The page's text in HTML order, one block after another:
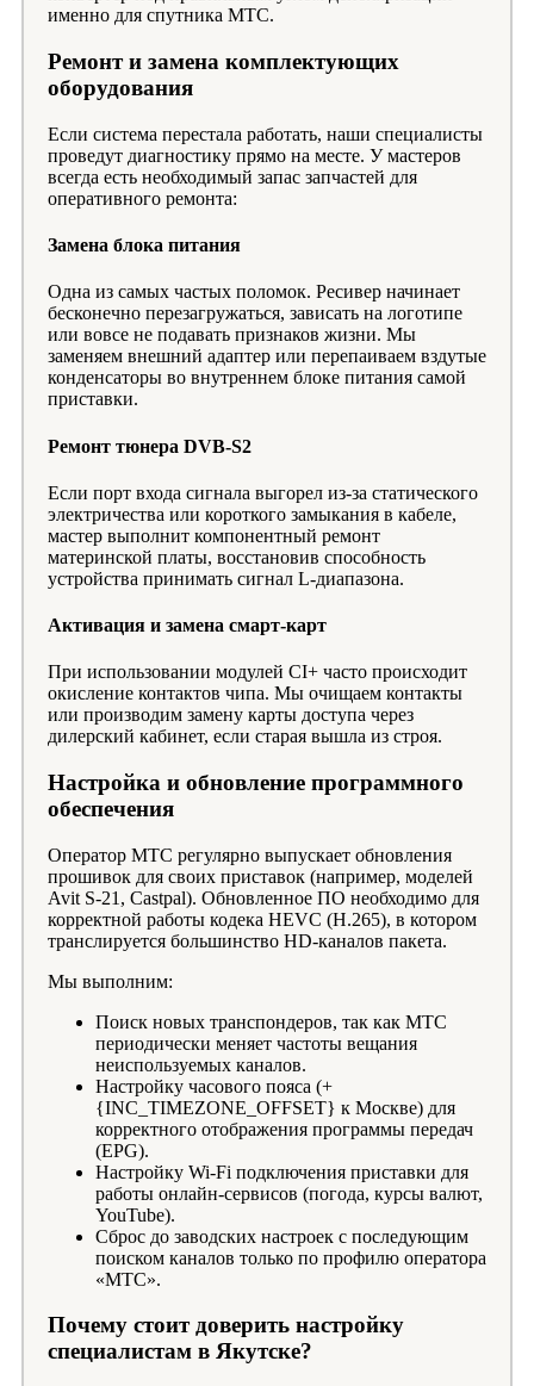
именно для спутника МТС.
Ремонт и замена комплектующих
оборудования
Если система перестала работать, наши специалисты
проведут диагностику прямо на месте. У мастеров
всегда есть необходимый запас запчастей для
оперативного ремонта:
Замена блока питания
Одна из самых частых поломок. Ресивер начинает
бесконечно перезагружаться, зависать на логотипе
или вовсе не подавать признаков жизни. Мы
заменяем внешний адаптер или перепаиваем вздутые
конденсаторы во внутреннем блоке питания самой
приставки.
Ремонт тюнера DVB-S2
Если порт входа сигнала выгорел из-за статического
электричества или короткого замыкания в кабеле,
мастер выполнит компонентный ремонт
материнской платы, восстановив способность
устройства принимать сигнал L-диапазона.
Активация и замена смарт-карт
При использовании модулей CI+ часто происходит
окисление контактов чипа. Мы очищаем контакты
или производим замену карты доступа через
дилерский кабинет, если старая вышла из строя.
Настройка и обновление программного
обеспечения
Оператор МТС регулярно выпускает обновления
прошивок для своих приставок (например, моделей
Avit S-21, Castpal). Обновленное ПО необходимо для
корректной работы кодека HEVC (H.265), в котором
транслируется большинство HD-каналов пакета.
Мы выполним:
Поиск новых транспондеров, так как МТС
периодически меняет частоты вещания
неиспользуемых каналов.
Настройку часового пояса (+
{INC_TIMEZONE_OFFSET} к Москве) для
корректного отображения программы передач
(EPG).
Настройку Wi-Fi подключения приставки для
работы онлайн-сервисов (погода, курсы валют,
YouTube).
Сброс до заводских настроек с последующим
поиском каналов только по профилю оператора
«МТС».
Почему стоит доверить настройку
специалистам в Якутске?